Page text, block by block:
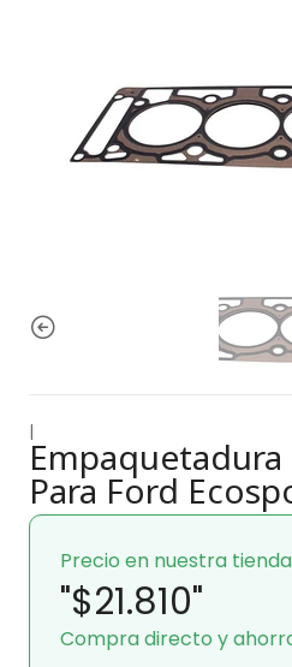
|
Empaquetadura
Para Ford
Precio en nuestra tienda
"$21.810"
Compra directo y ahorra